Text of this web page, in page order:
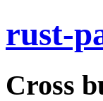
rust-
Cross